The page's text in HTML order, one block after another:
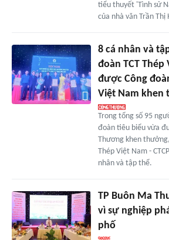
tiểu thuyết 'Tình sử
của nhà văn Trần Thị
8 cá nhân và
đoàn TCT Thép
được Công
Việt Nam khen
Trong tổng số 95
đoàn tiêu biểu vừa
Thương khen
Thép Việt Nam -
nhân và tập thể.
TP Buôn Ma
vì sự nghiệp
phố